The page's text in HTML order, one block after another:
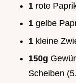
1 rote
1 gelbe
1 kleine
150g
Scheiben